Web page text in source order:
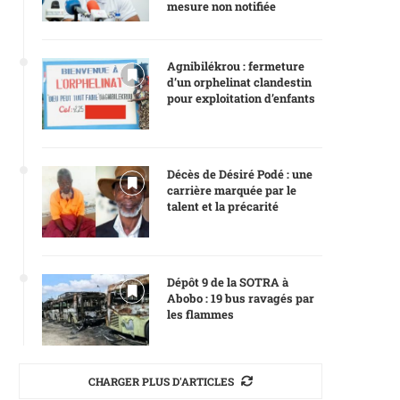
mesure non notifiée
Agnibilékrou : fermeture
d’un orphelinat clandestin
pour exploitation d’enfants
Décès de Désiré Podé : une
carrière marquée par le
talent et la précarité
Dépôt 9 de la SOTRA à
Abobo : 19 bus ravagés par
les flammes
CHARGER PLUS D'ARTICLES